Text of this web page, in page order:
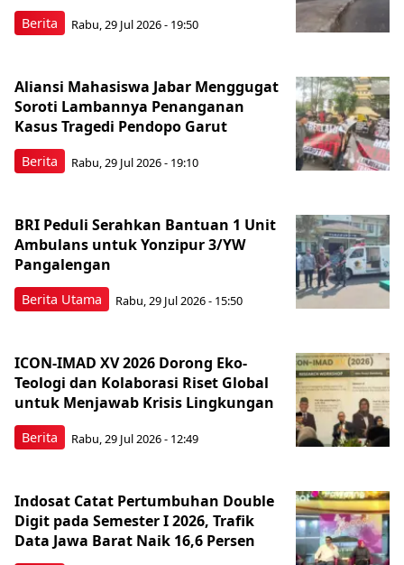
Berita Rabu, 29 Jul 2026 - 19:50
Berita
Aliansi Mahasiswa Jabar Menggugat
Soroti Lambannya Penanganan
Kasus Tragedi Pendopo Garut
Rabu, 29 Jul 2026 - 19:10
Berita Utama
BRI Peduli Serahkan Bantuan 1 Unit
Ambulans untuk Yonzipur 3/YW
Pangalengan
Rabu, 29 Jul 2026 - 15:50
Berita
ICON-IMAD XV 2026 Dorong Eko-
Teologi dan Kolaborasi Riset Global
untuk Menjawab Krisis Lingkungan
Rabu, 29 Jul 2026 - 12:49
Indosat Catat Pertumbuhan Double
Digit pada Semester I 2026, Trafik
Data Jawa Barat Naik 16,6 Persen